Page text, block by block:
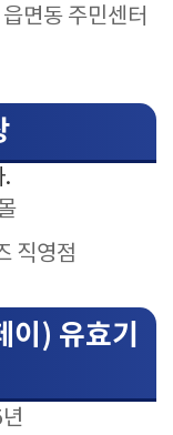
면동 주민센터
.
직영점
) 유효기